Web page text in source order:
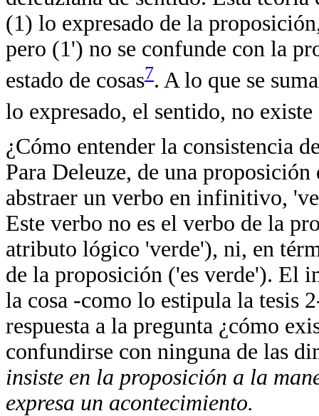
(1) lo expresado de la
pero (1') no se confunde con la
estado de cosas7. A lo que se
lo expresado, el sentido, no
¿Cómo entender la consistencia
Para Deleuze, de una
abstraer un verbo en infinitivo,
Este verbo no es el verbo de la
atributo lógico 'verde'), ni, en
de la proposición ('es verde'). El
la cosa -como lo estipula la tesis
respuesta a la pregunta ¿cómo
confundirse con ninguna de las
insiste en la proposición a la
expresa un acontecimiento.